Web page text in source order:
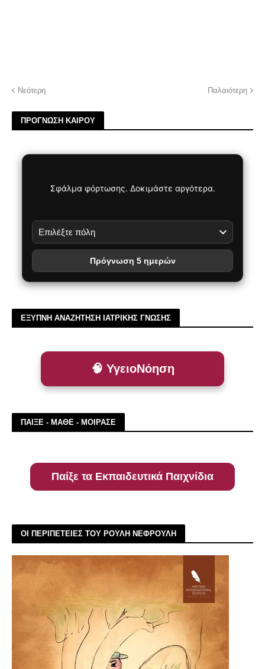
Νεότερη Παλαιότερη
ΠΡΟΓΝΩΣΗ ΚΑΙΡΟΥ
Σφάλμα φόρτωσης. Δοκιμάστε αργότερα.
Πρόγνωση 5 ημερών
ΕΞΥΠΝΗ ΑΝΑΖΗΤΗΣΗ ΙΑΤΡΙΚΗΣ ΓΝΩΣΗΣ
🧠 ΥγειοΝόηση
ΠΑΙΞΕ - ΜΑΘΕ - ΜΟΙΡΑΣΕ
Παίξε τα Εκπαιδευτικά Παιχνίδια
ΟΙ ΠΕΡΙΠΕΤΕΙΕΣ ΤΟΥ ΡΟΥΛΗ ΝΕΦΡΟΥΛΗ